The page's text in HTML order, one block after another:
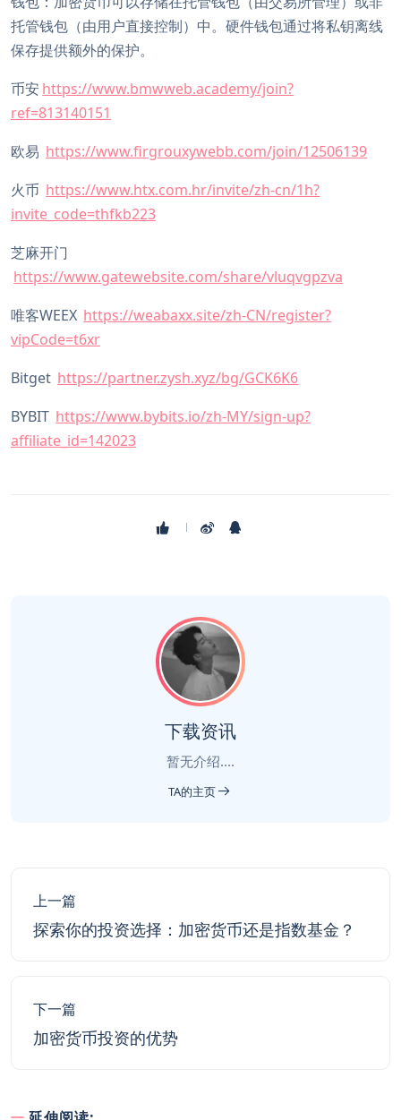
托管钱包（由用户直接控制）中。硬件钱包通过将私钥离线
保存提供额外的保护。
币安https://www.bmwweb.academy/join?
ref=813140151
欧易 https://www.firgrouxywebb.com/join/12506139
火币 https://www.htx.com.hr/invite/zh-cn/1h?
invite_code=thfkb223
芝麻开门
https://www.gatewebsite.com/share/vluqvgpzva
唯客WEEX https://weabaxx.site/zh-CN/register?
vipCode=t6xr
Bitget https://partner.zysh.xyz/bg/GCK6K6
BYBIT https://www.bybits.io/zh-MY/sign-up?
affiliate_id=142023
下载资讯
暂无介绍....
TA的主页
上一篇
探索你的投资选择：加密货币还是指数基金？
下一篇
加密货币投资的优势